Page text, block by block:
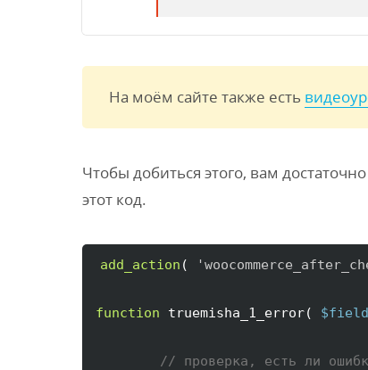
На моём сайте также есть
Чтобы добиться этого, вам
этот код.
add_action (
function truemisha_1_error(
// проверка, есть ли